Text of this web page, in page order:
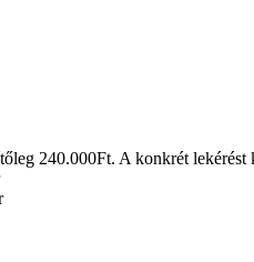
240.000Ft. A konkrét lekérést